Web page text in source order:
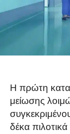
Η πρώτη
μείωσης
δέκα